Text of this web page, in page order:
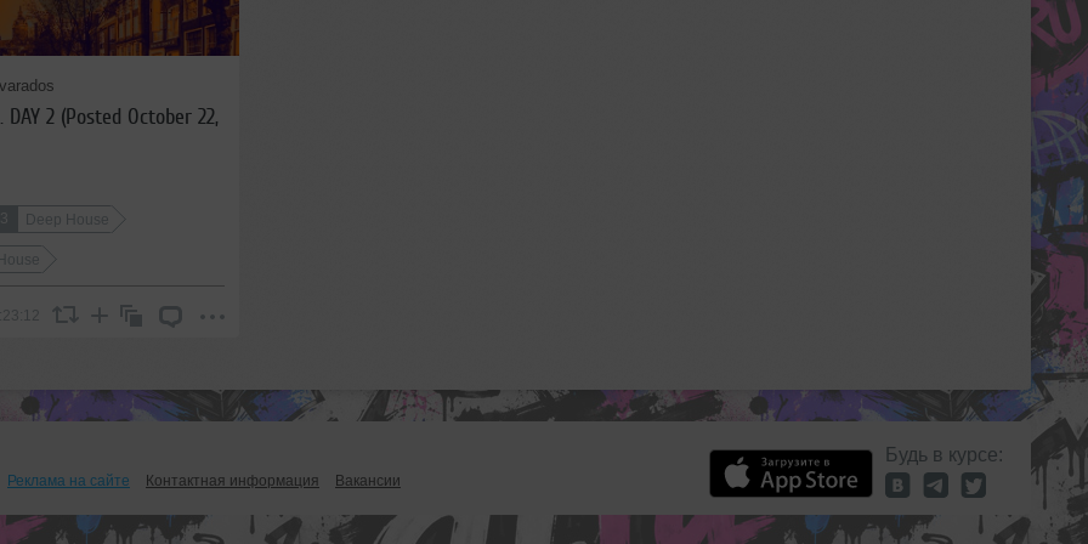
DAY 2 (Posted October 22,
Deep House
Реклама на сайте Контактная информация Вакансии
Будь в курсе: